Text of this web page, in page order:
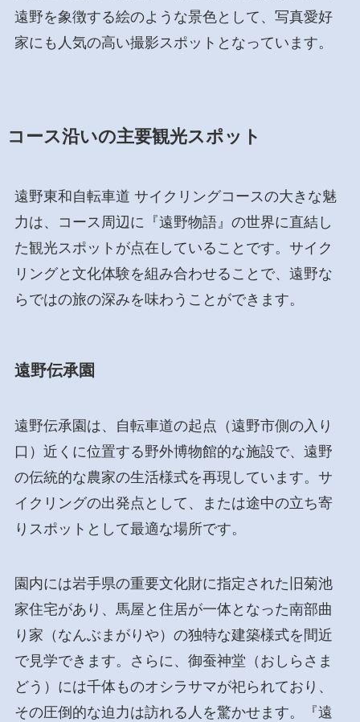
遠野を象徴する絵のような景色として、写真愛好
家にも人気の高い撮影スポットとなっています。
コース沿いの主要観光スポット
遠野東和自転車道 サイクリングコースの大きな魅
力は、コース周辺に『遠野物語』の世界に直結し
た観光スポットが点在していることです。サイク
リングと文化体験を組み合わせることで、遠野な
らではの旅の深みを味わうことができます。
遠野伝承園
遠野伝承園は、自転車道の起点（遠野市側の入り
口）近くに位置する野外博物館的な施設で、遠野
の伝統的な農家の生活様式を再現しています。サ
イクリングの出発点として、または途中の立ち寄
りスポットとして最適な場所です。
園内には岩手県の重要文化財に指定された旧菊池
家住宅があり、馬屋と住居が一体となった南部曲
り家（なんぶまがりや）の独特な建築様式を間近
で見学できます。さらに、御蚕神堂（おしらさま
どう）には千体ものオシラサマが祀られており、
その圧倒的な迫力は訪れる人を驚かせます。『遠